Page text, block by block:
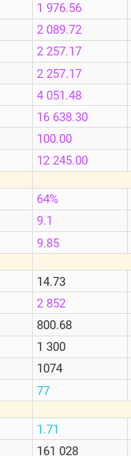
1 976.56
2 089.72
2 257.17
2 257.17
4 051.48
16 638.30
100.00
12 245.00
64%
9.1
9.85
14.73
2 852
800.68
1 300
1074
77
1.71
161 028